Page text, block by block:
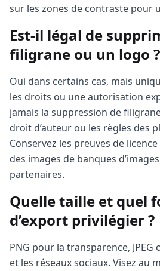
sur les zones de contraste pour
Est-il légal de
filigrane ou un logo ?
Oui dans certains cas, mais
les droits ou une autorisation
jamais la suppression de
droit d’auteur ou les règles des
Conservez les preuves de
des images de banques
partenaires.
Quelle taille et quel
d’export privilégier ?
PNG pour la transparence,
et les réseaux sociaux. Visez au